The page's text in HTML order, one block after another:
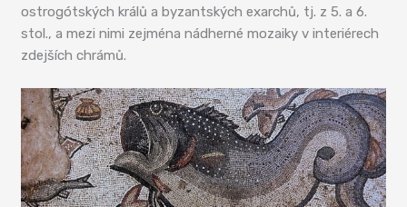
ostrogótských králů a byzantských exarchů, tj. z 5. a 6.
stol., a mezi nimi zejména nádherné mozaiky v interiérech
zdejších chrámů.